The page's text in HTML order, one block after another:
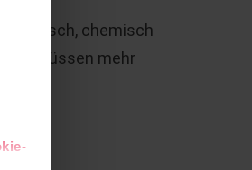
chemisch
müssen mehr